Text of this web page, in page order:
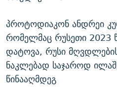
პროტოდიაკონ ანდრეი
რომელმაც რუსეთი 2023
დატოვა, რუსი
ნაკლებად საჯაროდ
წინააღმდეგ